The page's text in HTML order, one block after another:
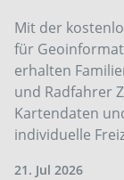
Mit der
für
erhalten
und Radfahrer
Kartendaten
individuelle
21. Jul 2026